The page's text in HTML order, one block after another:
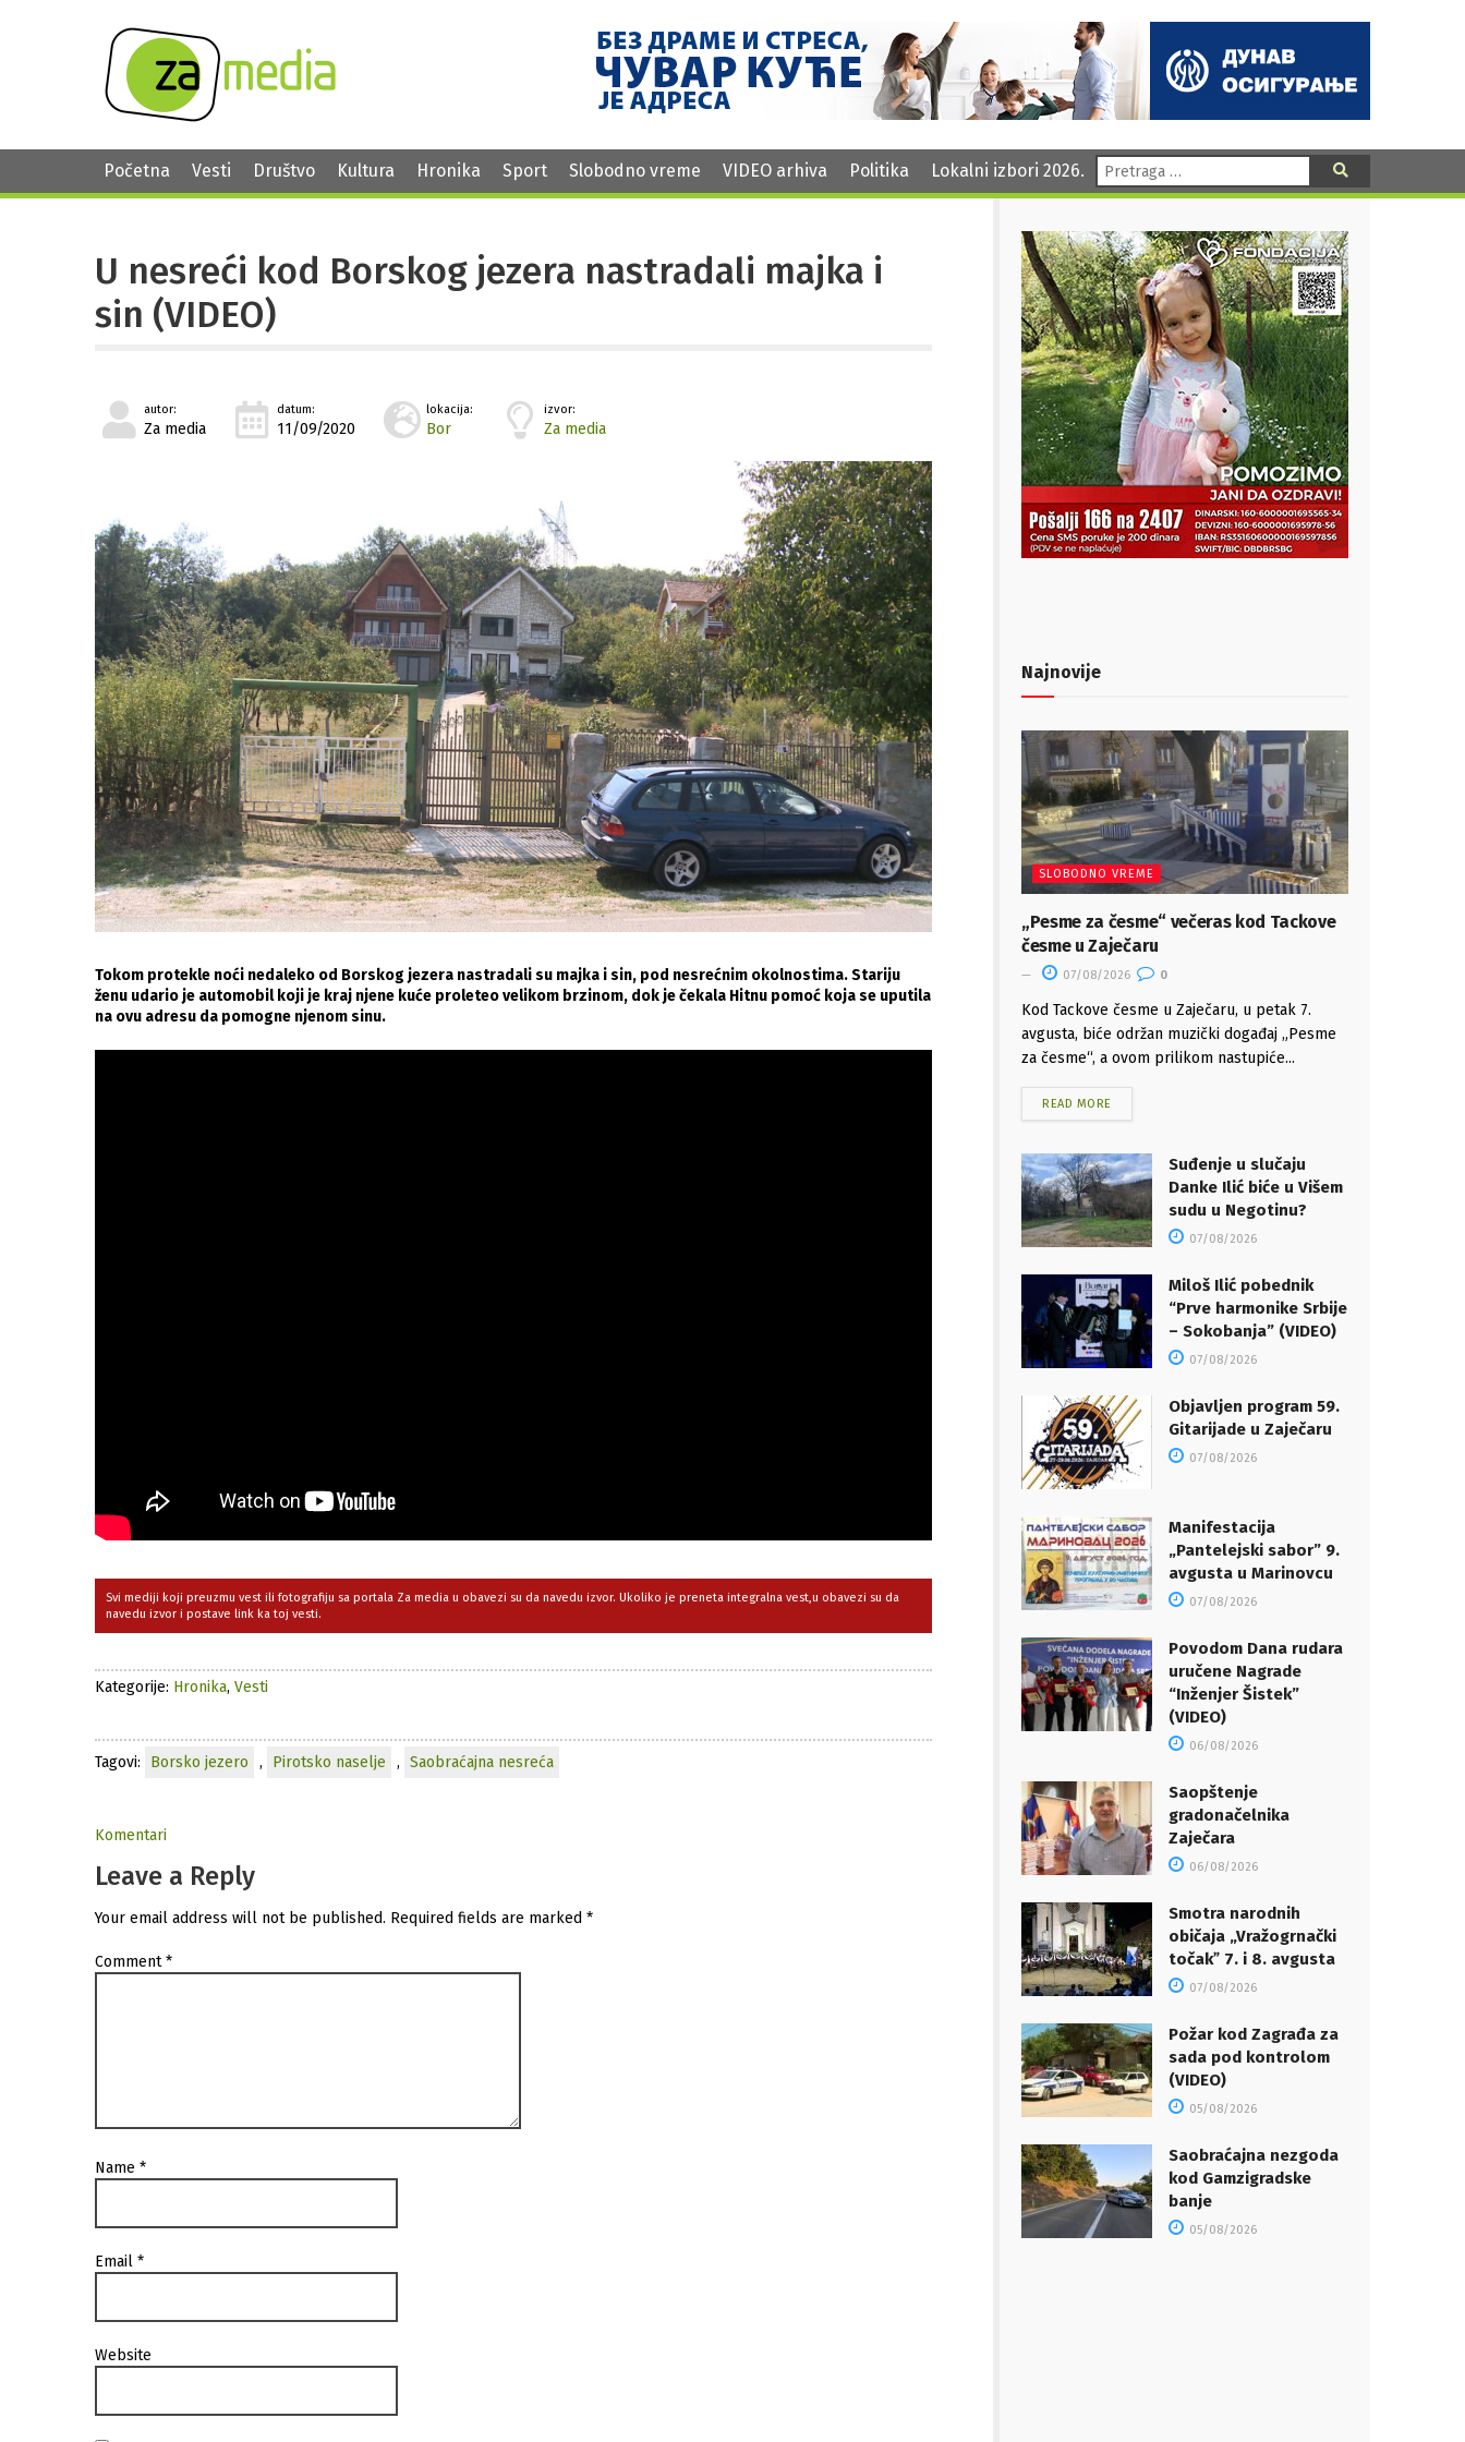
Početna Vesti Društvo Kultura Hronika Sport Slobodno vreme VIDEO arhiva Politika Lokalni izbori 2026. Pretraga:
U nesreći kod Borskog jezera nastradali majka i
sin (VIDEO)
autor:
Za media
datum:
11/09/2020
lokacija:
Bor
izvor:
Za media
Tokom protekle noći nedaleko od Borskog jezera nastradali su majka i sin, pod nesrećnim okolnostima. Stariju
ženu udario je automobil koji je kraj njene kuće proleteo velikom brzinom, dok je čekala Hitnu pomoć koja se uputila
na ovu adresu da pomogne njenom sinu.
Svi mediji koji preuzmu vest ili fotografiju sa portala Za media u obavezi su da navedu izvor. Ukoliko je preneta integralna vest,u obavezi su da
navedu izvor i postave link ka toj vesti.
Kategorije: Hronika, Vesti
Tagovi: Borsko jezero , Pirotsko naselje , Saobraćajna nesreća
Komentari
Leave a Reply
Your email address will not be published. Required fields are marked *
Comment*
Name *
Email *
Website
Najnovije
SLOBODNO VREME
„Pesme za česme“ večeras kod Tackove
česme u Zaječaru
07/08/2026 0
Kod Tackove česme u Zaječaru, u petak 7.
avgusta, biće održan muzički događaj „Pesme
za česme“, a ovom prilikom nastupiće...
READ MORE
Suđenje u slučaju
Danke Ilić biće u Višem
sudu u Negotinu?
07/08/2026
Miloš Ilić pobednik
“Prve harmonike Srbije
– Sokobanja” (VIDEO)
07/08/2026
Objavljen program 59.
Gitarijade u Zaječaru
07/08/2026
Manifestacija
„Pantelejski sabor” 9.
avgusta u Marinovcu
07/08/2026
Povodom Dana rudara
uručene Nagrade
“Inženjer Šistek”
(VIDEO)
06/08/2026
Saopštenje
gradonačelnika
Zaječara
06/08/2026
Smotra narodnih
običaja „Vražogrnački
točakˮ 7. i 8. avgusta
07/08/2026
Požar kod Zagrađa za
sada pod kontrolom
(VIDEO)
05/08/2026
Saobraćajna nezgoda
kod Gamzigradske
banje
05/08/2026